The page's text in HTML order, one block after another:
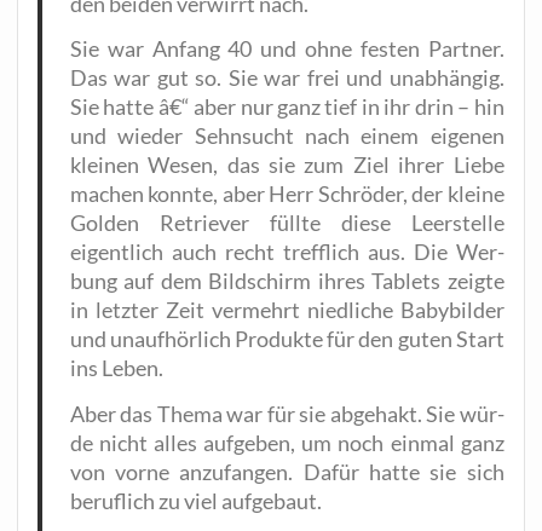
Sie war Anfang 40 und ohne fes­ten Part­ner.
Das war gut so. Sie war frei und unab­hän­gig.
Sie hat­te â€“ aber nur ganz tief in ihr drin – hin
und wie­der Sehn­sucht nach einem eige­nen
klei­nen Wesen, das sie zum Ziel ihrer Lie­be
machen konn­te, aber Herr Schrö­der, der klei­ne
Gol­den Retrie­ver füll­te die­se Leer­stel­le
eigent­lich auch recht treff­lich aus. Die Wer­
bung auf dem Bild­schirm ihres Tablets zeig­te
in letz­ter Zeit ver­mehrt nied­li­che Baby­bil­der
und unauf­hör­lich Pro­duk­te für den guten Start
ins Leben.
Aber das The­ma war für sie abge­hakt. Sie wür­
de nicht alles auf­ge­ben, um noch ein­mal ganz
von vor­ne anzu­fan­gen. Dafür hat­te sie sich
beruf­lich zu viel aufgebaut.